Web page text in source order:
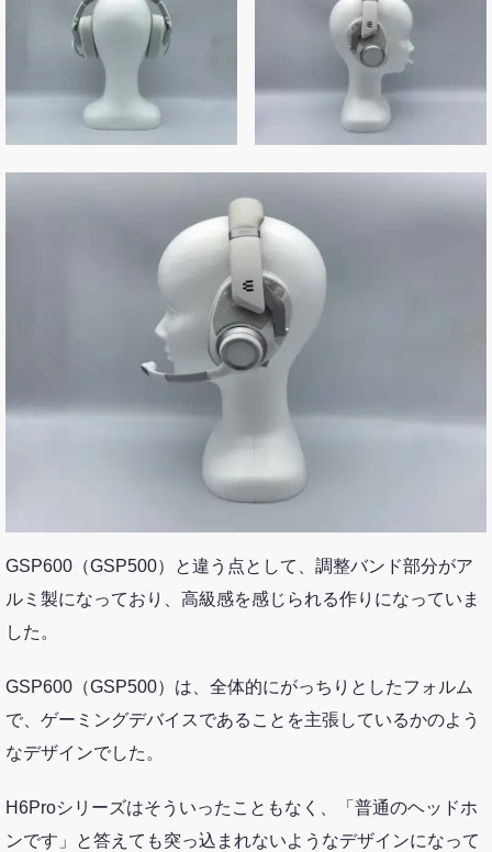
GSP600（GSP500）と違う点として、調整バンド部分がア
ルミ製になっており、高級感を感じられる作りになっていま
した。
GSP600（GSP500）は、全体的にがっちりとしたフォルム
で、ゲーミングデバイスであることを主張しているかのよう
なデザインでした。
H6Proシリーズはそういったこともなく、「普通のヘッドホ
ンです」と答えても突っ込まれないようなデザインになって